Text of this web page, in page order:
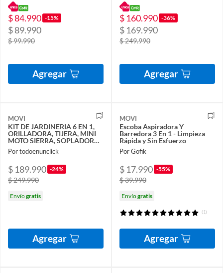
$ 84.990 -15%
$ 89.990
$ 99.990
Agregar
$ 160.990 -36%
$ 169.990
$ 249.990
Agregar
MOVI
KIT DE JARDINERIA 6 EN 1,
ORILLADORA, TIJERA, MINI
MOTO SIERRA, SOPLADORA,
2 CORTA SETOS Y BRAZO
TELESCOPICO
Por todoenunclick
$ 189.990 -24%
$ 249.990
Envíogratis
Agregar
MOVI
Escoba Aspiradora Y
Barredora 3 En 1 - Limpieza
Rápida y Sin Esfuerzo
Por Gofik
$ 17.990 -55%
$ 39.990
Envíogratis
(1)
Agregar